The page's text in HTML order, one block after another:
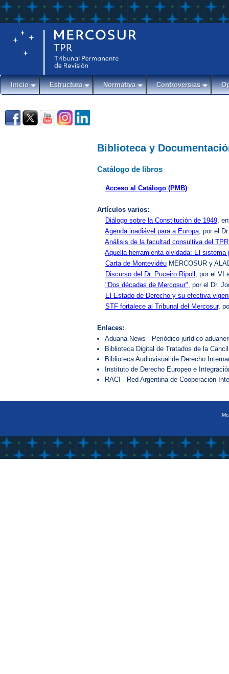
Inicio Estructura Normativa Controversias
Biblioteca y
Catálogo de libros
Acceso al Catálogo (PMB)
Artículos varios:
Diálogo sobre la Constitución de 1949,
Agenda inadiável para a Europa, por el
Análisis de la facultad consultiva del TPR
Aquella herramienta olvidada: El sistema
Carta de Montevidéu MERCOSUR y
Discurso del Dr. Puceiro Ripoll , por el VI
"Dos décadas de Mercosur", por el Dr.
El Estado de Derecho y su efectiva
STF fortalece al Tribunal del Mercosur,
Enlaces:
Aduana News - Periódico jurídico
Biblioteca Digital de Tratados de la
Biblioteca Audiovisual de Derecho
Instituto de Derecho Europeo e
RACI - Red Argentina de Cooperación